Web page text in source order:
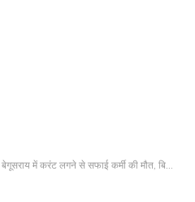
बेगूसराय में करंट लगने से सफाई कर्मी की मौत, बिजली विभाग की लापरवाही पर बवाल..